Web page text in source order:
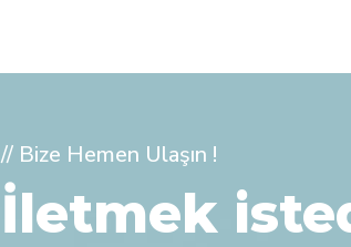
// Bize Hemen Ulaşın !
İletmek